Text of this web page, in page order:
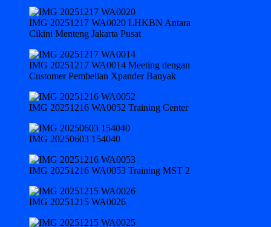
IMG 20251217 WA0020 LHKBN Antara
Cikini Menteng Jakarta Pusat
IMG 20251217 WA0014 Meeting dengan
Customer Pembelian Xpander Banyak
IMG 20251216 WA0052 Training Center
IMG 20250603 154040
IMG 20251216 WA0053 Training MST 2
IMG 20251215 WA0026